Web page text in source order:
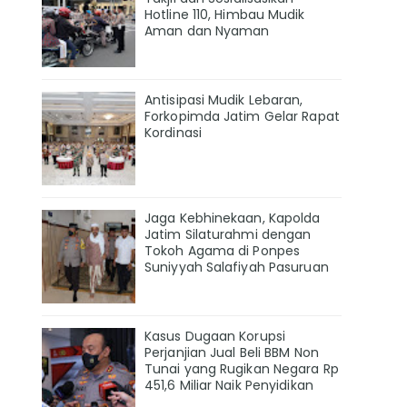
Hotline 110, Himbau Mudik
Aman dan Nyaman
Antisipasi Mudik Lebaran,
Forkopimda Jatim Gelar Rapat
Kordinasi
Jaga Kebhinekaan, Kapolda
Jatim Silaturahmi dengan
Tokoh Agama di Ponpes
Suniyyah Salafiyah Pasuruan
Kasus Dugaan Korupsi
Perjanjian Jual Beli BBM Non
Tunai yang Rugikan Negara Rp
451,6 Miliar Naik Penyidikan